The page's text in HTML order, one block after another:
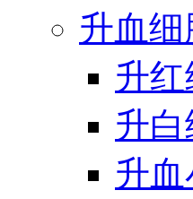
升血细
升
升
升